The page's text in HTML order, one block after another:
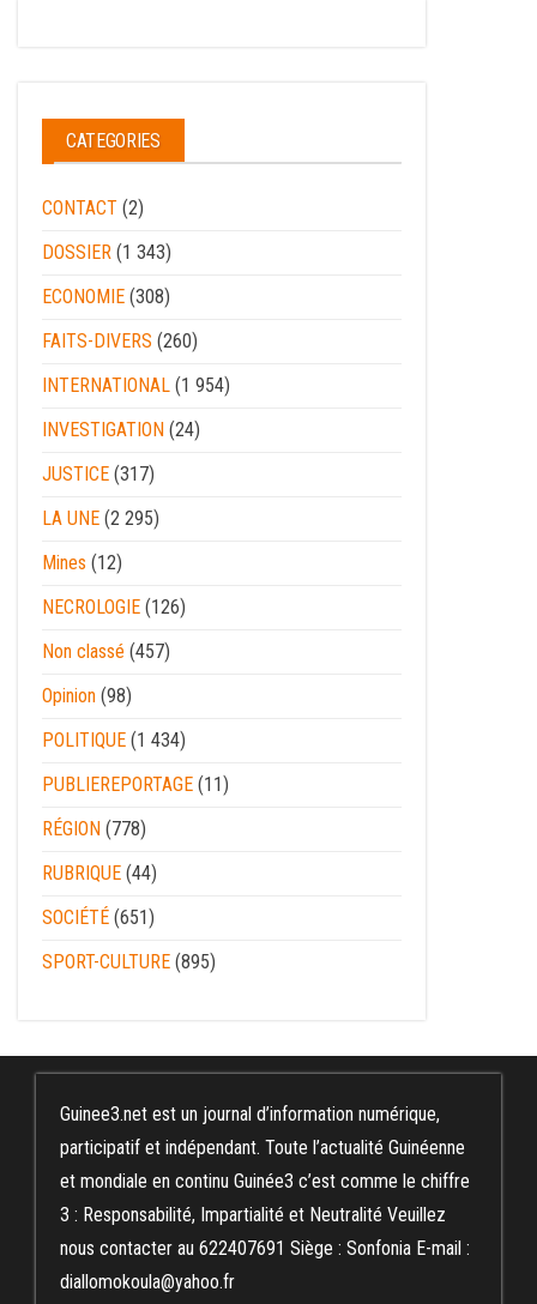
CATEGORIES
CONTACT (2)
DOSSIER (1 343)
ECONOMIE (308)
FAITS-DIVERS (260)
INTERNATIONAL (1 954)
INVESTIGATION (24)
JUSTICE (317)
LA UNE (2 295)
Mines (12)
NECROLOGIE (126)
Non classé (457)
Opinion (98)
POLITIQUE (1 434)
PUBLIEREPORTAGE (11)
RÉGION (778)
RUBRIQUE (44)
SOCIÉTÉ (651)
SPORT-CULTURE (895)
Guinee3.net est un journal d’information numérique,
participatif et indépendant. Toute l’actualité Guinéenne
et mondiale en continu Guinée3 c’est comme le chiffre
3 : Responsabilité, Impartialité et Neutralité Veuillez
nous contacter au 622407691 Siège : Sonfonia E-mail :
diallomokoula@yahoo.fr